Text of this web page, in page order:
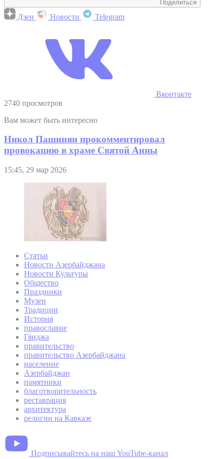
Поделиться
Дзен Новости Telegram
Вконтакте
2740 просмотров
Вам может быть интересно
Никол Пашинян прокомментировал
провокацию в храме Святой Анны
15:45, 29 мар 2026
Статьи
Новости Азербайджана
Новости Культуры
Общество
Праздники
Музеи
Традиции
История
православие
Гянджа
правительство
правительство Азербайджана
население
Азербайджан
памятники
благотворительность
реставрация
архитектура
религии на Кавказе
Подписывайтесь на наш YouTube-канал